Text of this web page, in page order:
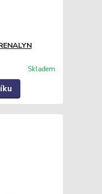
Skladem